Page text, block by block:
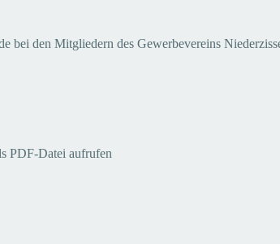
bei den Mitgliedern des Gewerbevereins
PDF-Datei aufrufen